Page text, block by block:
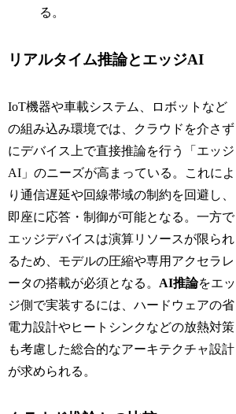
る。
リアルタイム推論とエッジAI
IoT機器や車載システム、ロボットなど
の組み込み環境では、クラウドを介さず
にデバイス上で直接推論を行う「エッジ
AI」のニーズが高まっている。これによ
り通信遅延や回線帯域の制約を回避し、
即座に応答・制御が可能となる。一方で
エッジデバイスは演算リソースが限られ
るため、モデルの圧縮や専用アクセラレ
ータの搭載が必須となる。 AI推論をエッ
ジ側で実装するには、ハードウェアの省
電力設計やヒートシンクなどの放熱対策
も考慮した総合的なアーキテクチャ設計
が求められる。